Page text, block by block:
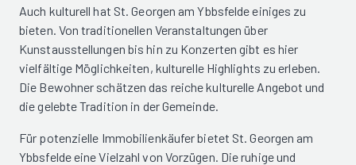
Auch kulturell hat St. Georgen am Ybbsfelde einiges zu
bieten. Von traditionellen Veranstaltungen über
Kunstausstellungen bis hin zu Konzerten gibt es hier
vielfältige Möglichkeiten, kulturelle Highlights zu erleben.
Die Bewohner schätzen das reiche kulturelle Angebot und
die gelebte Tradition in der Gemeinde.
Für potenzielle Immobilienkäufer bietet St. Georgen am
Ybbsfelde eine Vielzahl von Vorzügen. Die ruhige und